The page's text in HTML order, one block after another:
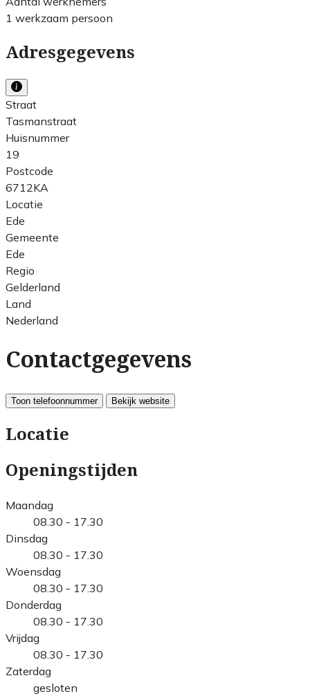
1 werkzaam persoon
Adresgegevens
Straat
Tasmanstraat
Huisnummer
19
Postcode
6712KA
Locatie
Ede
Gemeente
Ede
Regio
Gelderland
Land
Nederland
Contactgegevens
Toon telefoonnummer Bekijk website
Locatie
Openingstijden
Maandag
08.30 - 17.30
Dinsdag
08.30 - 17.30
Woensdag
08.30 - 17.30
Donderdag
08.30 - 17.30
Vrijdag
08.30 - 17.30
Zaterdag
gesloten